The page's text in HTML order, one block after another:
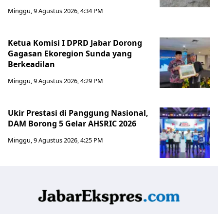
Minggu, 9 Agustus 2026, 4:34 PM
Ketua Komisi I DPRD Jabar Dorong
Gagasan Ekoregion Sunda yang
Berkeadilan
Minggu, 9 Agustus 2026, 4:29 PM
Ukir Prestasi di Panggung Nasional,
DAM Borong 5 Gelar AHSRIC 2026
Minggu, 9 Agustus 2026, 4:25 PM